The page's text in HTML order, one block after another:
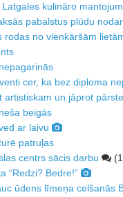
kulināro
pabalstus plūdu
rodas no vienkāršām
cer, ka bez diploma
artistiskam un jāprot
beigās
ar laivu
patruļas
centrs sācis darbu
“Redzi? Bedre!”
ūdens līmeņa celšanās